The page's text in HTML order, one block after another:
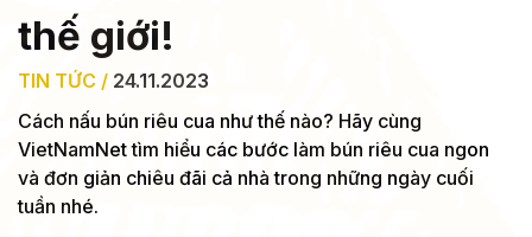
thế giới!
TIN TỨC / 24.11.2023
Cách nấu bún riêu cua như thế nào? Hãy cùng
VietNamNet tìm hiểu các bước làm bún riêu cua ngon
và đơn giản chiêu đãi cả nhà trong những ngày cuối
tuần nhé.